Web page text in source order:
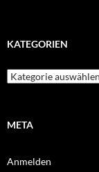
KATEGORIEN
Kategorien
META
Anmelden